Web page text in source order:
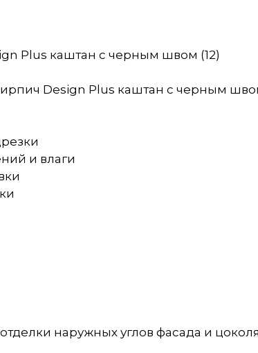
Plus каштан с черным швом (12)
Design Plus каштан с черным
и влаги
наружных углов фасада и